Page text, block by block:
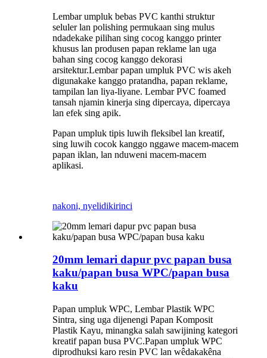
Lembar umpluk bebas PVC kanthi struktur
seluler lan polishing permukaan sing mulus
ndadekake pilihan sing cocog kanggo printer
khusus lan produsen papan reklame lan uga
bahan sing cocog kanggo dekorasi
arsitektur.Lembar papan umpluk PVC wis akeh
digunakake kanggo pratandha, papan reklame,
tampilan lan liya-liyane. Lembar PVC foamed
tansah njamin kinerja sing dipercaya, dipercaya
lan efek sing apik.
Papan umpluk tipis luwih fleksibel lan kreatif,
sing luwih cocok kanggo nggawe macem-macem
papan iklan, lan nduweni macem-macem
aplikasi.
nakoni, nyelidikirinci
20mm lemari dapur pvc papan busa
kaku/papan busa WPC/papan busa
kaku
Papan umpluk WPC, Lembar Plastik WPC
Sintra, sing uga dijenengi Papan Komposit
Plastik Kayu, minangka salah sawijining kategori
kreatif papan busa PVC.Papan umpluk WPC
diprodhuksi karo resin PVC lan wêdakakêna